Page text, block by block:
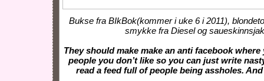
Bukse fra BIkBok(kommer i uke 6 i 2011),
smykke fra Diesel og
They should make make an anti facebook
people you don’t like so you can just write
read a feed full of people being assholes.